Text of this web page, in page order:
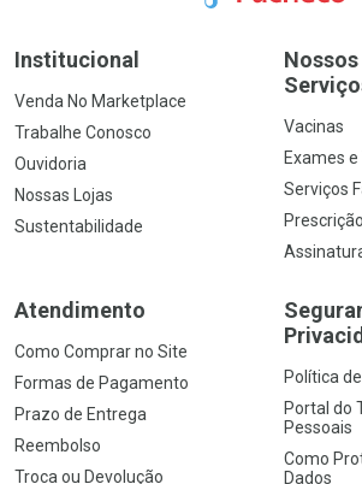
Institucional
Venda No Marketplace
Trabalhe Conosco
Ouvidoria
Nossas Lojas
Sustentabilidade
Nossos
Vacinas
Exames
Serviços
Atendimento
Como Comprar no Site
Formas de Pagamento
Prazo de Entrega
Reembolso
Troca ou Devolução
Política
Portal do
Pessoais
Como
Dados